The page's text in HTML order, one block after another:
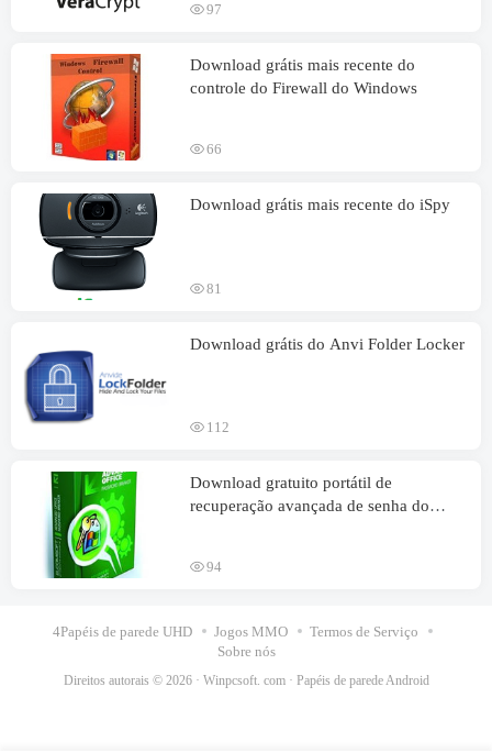
97
Download grátis mais recente do
controle do Firewall do Windows
66
Download grátis mais recente do iSpy
81
Download grátis do Anvi Folder Locker
112
Download gratuito portátil de
recuperação avançada de senha do
94
4Papéis de parede UHD Jogos MMO
Termos de Serviço
Sobre nós
Direitos autorais © 2026 · Winpcsoft. com· Papéis de parede Android